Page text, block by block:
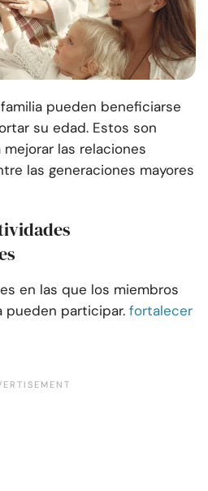
pueden beneficiarse
su edad. Estos son
las relaciones
las generaciones mayores
en las que los miembros
pueden participar. fortalecer